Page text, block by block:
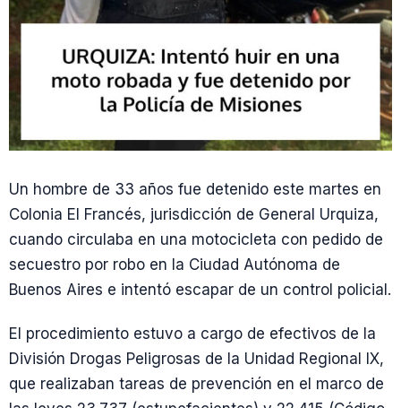
Un hombre de 33 años fue detenido este martes en
Colonia El Francés, jurisdicción de General Urquiza,
cuando circulaba en una motocicleta con pedido de
secuestro por robo en la Ciudad Autónoma de
Buenos Aires e intentó escapar de un control policial.
El procedimiento estuvo a cargo de efectivos de la
División Drogas Peligrosas de la Unidad Regional IX,
que realizaban tareas de prevención en el marco de